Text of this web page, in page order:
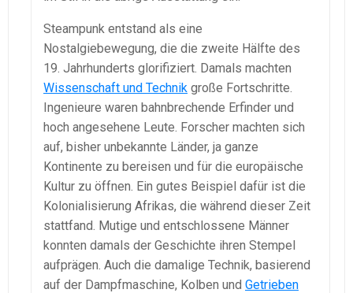
Steampunk entstand als eine
Nostalgiebewegung, die die zweite Hälfte des
19. Jahrhunderts glorifiziert. Damals machten
Wissenschaft und Technik große Fortschritte.
Ingenieure waren bahnbrechende Erfinder und
hoch angesehene Leute. Forscher machten sich
auf, bisher unbekannte Länder, ja ganze
Kontinente zu bereisen und für die europäische
Kultur zu öffnen. Ein gutes Beispiel dafür ist die
Kolonialisierung Afrikas, die während dieser Zeit
stattfand. Mutige und entschlossene Männer
konnten damals der Geschichte ihren Stempel
aufprägen. Auch die damalige Technik, basierend
auf der Dampfmaschine, Kolben und Getrieben